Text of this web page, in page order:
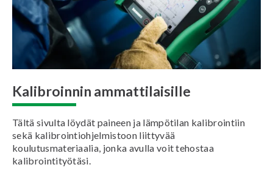
Kalibroinnin ammattilaisille
Tältä sivulta löydät paineen ja lämpötilan kalibrointiin
sekä kalibrointiohjelmistoon liittyvää
koulutusmateriaalia, jonka avulla voit tehostaa
kalibrointityötäsi.